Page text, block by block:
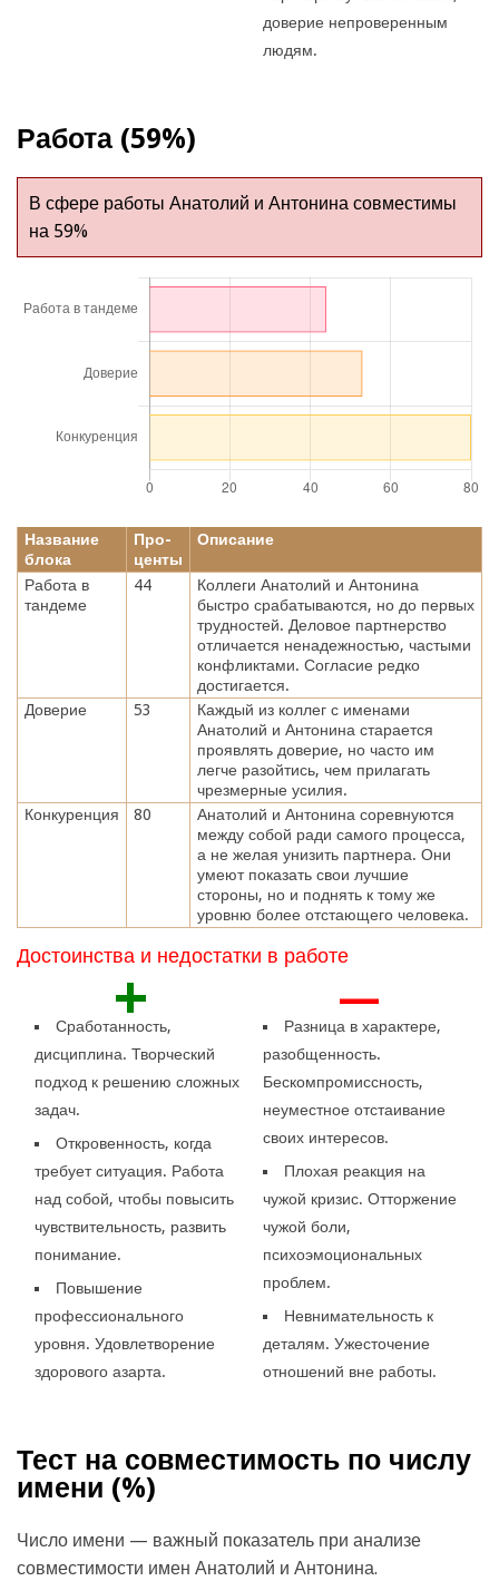
доверие непроверенным
людям.
Работа (59%)
В сфере работы Анатолий и Антонина совместимы
на 59%
Название
блока
Про-
центы
Описание
Работа в
тандеме
44
Коллеги Анатолий и Антонина
быстро срабатываются, но до первых
трудностей. Деловое партнерство
отличается ненадежностью, частыми
конфликтами. Согласие редко
достигается.
Доверие
53
Каждый из коллег с именами
Анатолий и Антонина старается
проявлять доверие, но часто им
легче разойтись, чем прилагать
чрезмерные усилия.
Конкуренция
80
Анатолий и Антонина соревнуются
между собой ради самого процесса,
а не желая унизить партнера. Они
умеют показать свои лучшие
стороны, но и поднять к тому же
уровню более отстающего человека.
Достоинства и недостатки в работе
+
Сработанность,
дисциплина. Творческий
подход к решению сложных
задач.
Откровенность, когда
требует ситуация. Работа
над собой, чтобы повысить
чувствительность, развить
понимание.
Повышение
профессионального
уровня. Удовлетворение
здорового азарта.
—
Разница в характере,
разобщенность.
Бескомпромиссность,
неуместное отстаивание
своих интересов.
Плохая реакция на
чужой кризис. Отторжение
чужой боли,
психоэмоциональных
проблем.
Невнимательность к
деталям. Ужесточение
отношений вне работы.
Тест на совместимость по числу
имени (%)
Число имени — важный показатель при анализе
совместимости имен Анатолий и Антонина.